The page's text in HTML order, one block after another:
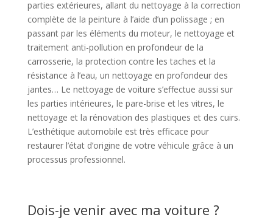
parties extérieures, allant du nettoyage à la correction
complète de la peinture à l’aide d’un polissage ; en
passant par les éléments du moteur, le nettoyage et
traitement anti-pollution en profondeur de la
carrosserie, la protection contre les taches et la
résistance à l’eau, un nettoyage en profondeur des
jantes… Le nettoyage de voiture s’effectue aussi sur
les parties intérieures, le pare-brise et les vitres, le
nettoyage et la rénovation des plastiques et des cuirs.
L’esthétique automobile est très efficace pour
restaurer l’état d’origine de votre véhicule grâce à un
processus professionnel.
Dois-je venir avec ma voiture ?